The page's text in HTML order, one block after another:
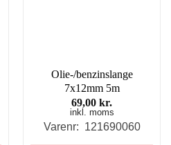
Olie-/benzinslange
7x12mm 5m
69,00 kr.
inkl. moms
Varenr: 121690060